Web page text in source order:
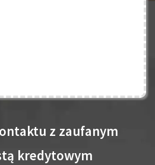
z zaufanym
kredytowym